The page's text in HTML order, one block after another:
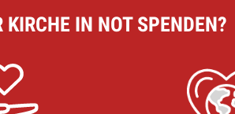
KIRCHE IN NOT SPENDEN?